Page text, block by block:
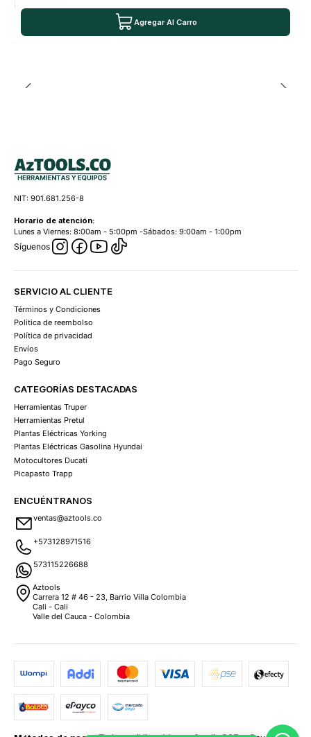
Agregar Al Carro
NIT: 901.681.256-8
Horario de atención:
Lunes a Viernes: 8:00am - 5:00pm -Sábados: 9:00am - 1:00pm
Síguenos
SERVICIO AL CLIENTE
Términos y Condiciones
Politica de reembolso
Política de privacidad
Envíos
Pago Seguro
CATEGORÍAS DESTACADAS
Herramientas Truper
Herramientas Pretul
Plantas Eléctricas Yorking
Plantas Eléctricas Gasolina Hyundai
Motocultores Ducati
Picapasto Trapp
ENCUÉNTRANOS
ventas@aztools.co
+573128971516
573115226688
Aztools
Carrera 12 # 46 - 23, Barrio Villa Colombia
Cali - Cali
Valle del Cauca - Colombia